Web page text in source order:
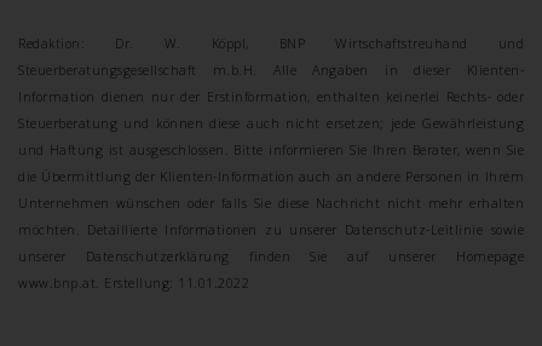
Redaktion: Dr. W. Köppl, BNP Wirtschaftstreuhand und
Steuerberatungsgesellschaft m.b.H. Alle Angaben in dieser Klienten-
Information dienen nur der Erstinformation, enthalten keinerlei Rechts- oder
Steuerberatung und können diese auch nicht ersetzen; jede Gewährleistung
und Haftung ist ausgeschlossen. Bitte informieren Sie Ihren Berater, wenn Sie
die Übermittlung der Klienten-Information auch an andere Personen in Ihrem
Unternehmen wünschen oder falls Sie diese Nachricht nicht mehr erhalten
möchten. Detaillierte Informationen zu unserer Datenschutz-Leitlinie sowie
unserer Datenschutzerklärung finden Sie auf unserer Homepage
www.bnp.at. Erstellung: 11.01.2022